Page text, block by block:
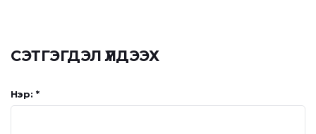
СЭТГЭГДЭЛ ҮЛДЭЭХ
Нэр: *